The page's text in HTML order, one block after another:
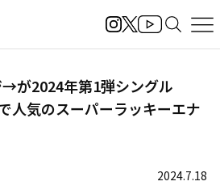
が2024年第1弾シングル
人気のスーパーラッキーエナ
2024.7.18